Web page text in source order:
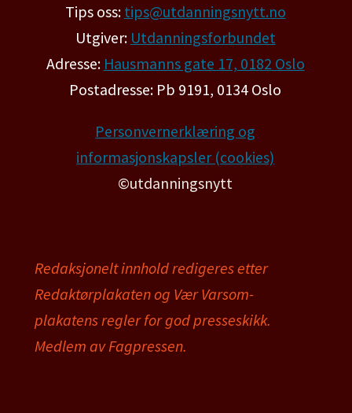
Tips oss: tips@utdanningsnytt.no
Utgiver: Utdanningsforbundet
Adresse: Hausmanns gate 17, 0182 Oslo
Postadresse: Pb 9191, 0134 Oslo
Personvernerklæring og
informasjonskapsler (cookies)
©utdanningsnytt
Redaksjonelt innhold redigeres etter
Redaktørplakaten og Vær Varsom-
plakatens regler for god presseskikk.
Medlem av Fagpressen.